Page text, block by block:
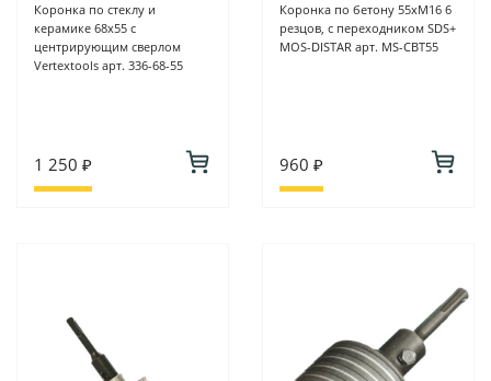
Коронка по стеклу и
керамике 68х55 с
центрирующим сверлом
Vertextools арт. 336-68-55
1 250 ₽
Коронка по бетону 55хM16 6
резцов, с переходником SDS+
MOS-DISTAR арт. MS-CBT55
960 ₽